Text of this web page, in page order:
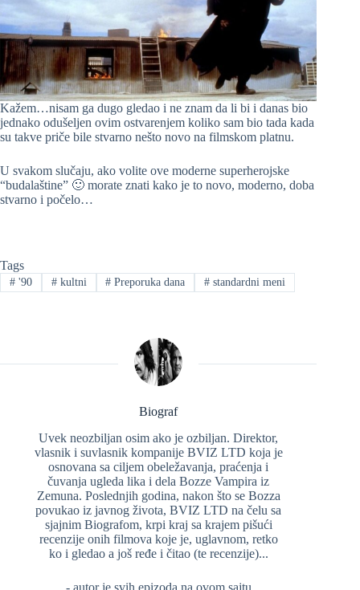
Kažem…nisam ga dugo gledao i ne znam da li bi i danas bio
jednako odušeljen ovim ostvarenjem koliko sam bio tada kada
su takve priče bile stvarno nešto novo na filmskom platnu.
U svakom slučaju, ako volite ove moderne superherojske
“budalaštine” 🙂 morate znati kako je to novo, moderno, doba
stvarno i počelo…
Tags
#'90 #kultni # Preporuka dana # standardni meni
Biograf
Uvek neozbiljan osim ako je ozbiljan. Direktor,
vlasnik i suvlasnik kompanije BVIZ LTD koja je
osnovana sa ciljem obeležavanja, praćenja i
čuvanja ugleda lika i dela Bozze Vampira iz
Zemuna. Poslednjih godina, nakon što se Bozza
povukao iz javnog života, BVIZ LTD na čelu sa
sjajnim Biografom, krpi kraj sa krajem pišući
recenzije onih filmova koje je, uglavnom, retko
ko i gledao a još ređe i čitao (te recenzije)...
- autor je svih epizoda na ovom sajtu